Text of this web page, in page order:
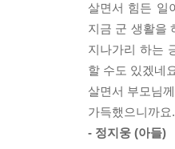
별 것 아니고 별
--- p.177
아이들도 알 것
보면 분명 그럴
--- p.195
나왔지만 성격
몫으로 남겨둔
아이들은 부모
정은표 김하얀
살면서 힘든 일
지금 군 생활을
지나가리 하는
할 수도 있겠네
살면서 부모님
가득했으니까
- 정지웅 (아들)